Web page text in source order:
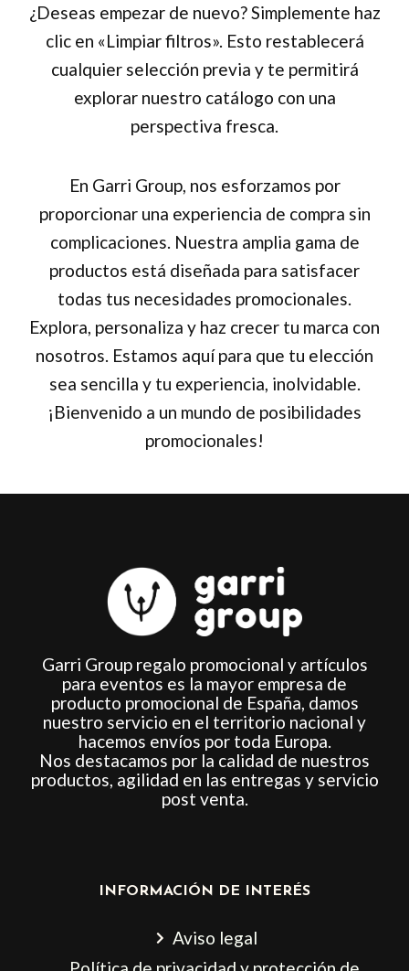
¿Deseas empezar de nuevo? Simplemente haz
clic en «Limpiar filtros». Esto restablecerá
cualquier selección previa y te permitirá
explorar nuestro catálogo con una
perspectiva fresca.
En Garri Group, nos esforzamos por
proporcionar una experiencia de compra sin
complicaciones. Nuestra amplia gama de
productos está diseñada para satisfacer
todas tus necesidades promocionales.
Explora, personaliza y haz crecer tu marca con
nosotros. Estamos aquí para que tu elección
sea sencilla y tu experiencia, inolvidable.
¡Bienvenido a un mundo de posibilidades
promocionales!
Garri Group regalo promocional y artículos
para eventos es la mayor empresa de
producto promocional de España, damos
nuestro servicio en el territorio nacional y
hacemos envíos por toda Europa.
Nos destacamos por la calidad de nuestros
productos, agilidad en las entregas y servicio
post venta.
INFORMACIÓN DE INTERÉS
Aviso legal